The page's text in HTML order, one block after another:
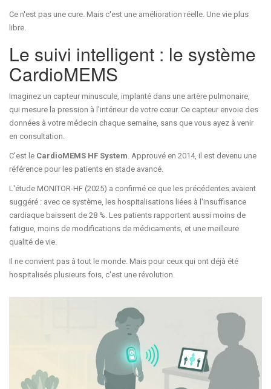
Ce n'est pas une cure. Mais c'est une amélioration réelle. Une vie plus
libre.
Le suivi intelligent : le système
CardioMEMS
Imaginez un capteur minuscule, implanté dans une artère pulmonaire,
qui mesure la pression à l'intérieur de votre cœur. Ce capteur envoie des
données à votre médecin chaque semaine, sans que vous ayez à venir
en consultation.
C'est le CardioMEMS HF System. Approuvé en 2014, il est devenu une
référence pour les patients en stade avancé.
L'étude MONITOR-HF (2025) a confirmé ce que les précédentes avaient
suggéré : avec ce système, les hospitalisations liées à l'insuffisance
cardiaque baissent de 28 %. Les patients rapportent aussi moins de
fatigue, moins de modifications de médicaments, et une meilleure
qualité de vie.
Il ne convient pas à tout le monde. Mais pour ceux qui ont déjà été
hospitalisés plusieurs fois, c'est une révolution.